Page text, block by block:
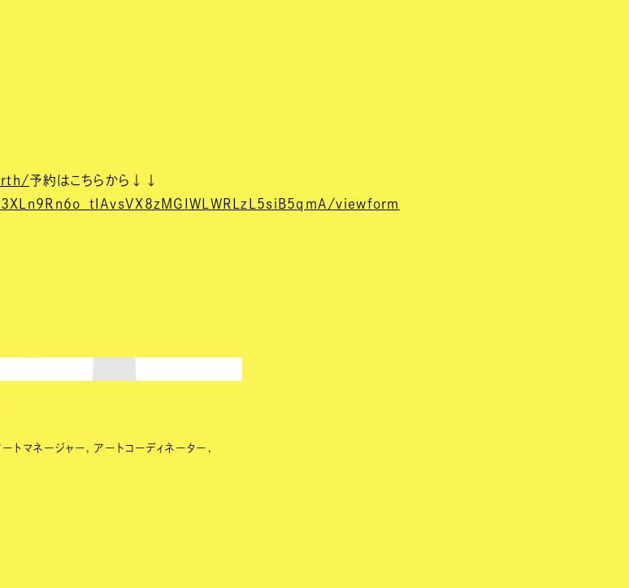
予約はこちらから↓↓
viewform
ートマネージャー
アートコーディネーター